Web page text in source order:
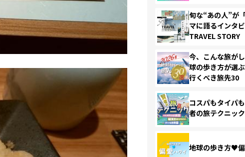
旬な“あの人”が
マに語るインタ
TRAVEL STORY
今、こんな旅が
球の歩き方が選
行くべき旅先30
コスパもタイパ
者の旅テクニック
地球の歩き方♥